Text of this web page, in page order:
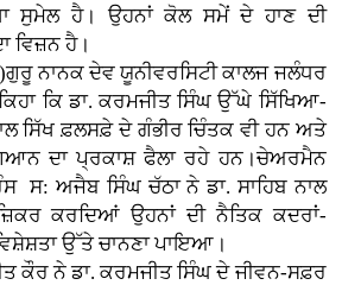
ਸੁਮੇਲ ਹੈ। ਉਹਨਾਂ ਕੋਲ ਸਮੇਂ ਦੇ ਹਾਣ ਦੀ
ਵਿਜ਼ਨ ਹੈ।
ਨਾਨਕ ਦੇਵ ਯੂਨੀਵਰਸਿਟੀ ਕਾਲਜ ਜਲੰਧਰ
ਕਿ ਡਾ. ਕਰਮਜੀਤ ਸਿੰਘ ਉੱਘੇ ਸਿੱਖਿਆ-
ਸਿੱਖ ਫ਼ਲਸਫ਼ੇ ਦੇ ਗੰਭੀਰ ਚਿੰਤਕ ਵੀ ਹਨ ਅਤੇ
ਦਾ ਪ੍ਰਕਾਸ਼ ਫੈਲਾ ਰਹੇ ਹਨ।ਚੇਅਰਮੈਨ
ਸ: ਅਜੈਬ ਸਿੰਘ ਚੱਠਾ ਨੇ ਡਾ. ਸਾਹਿਬ ਨਾਲ
ਕਰਦਿਆਂ ਉਹਨਾਂ ਦੀ ਨੈਤਿਕ ਕਦਰਾਂ-
ਉੱਤੇ ਚਾਨਣਾ ਪਾਇਆ।
ਕੌਰ ਨੇ ਡਾ. ਕਰਮਜੀਤ ਸਿੰਘ ਦੇ ਜੀਵਨ-ਸਫ਼ਰ